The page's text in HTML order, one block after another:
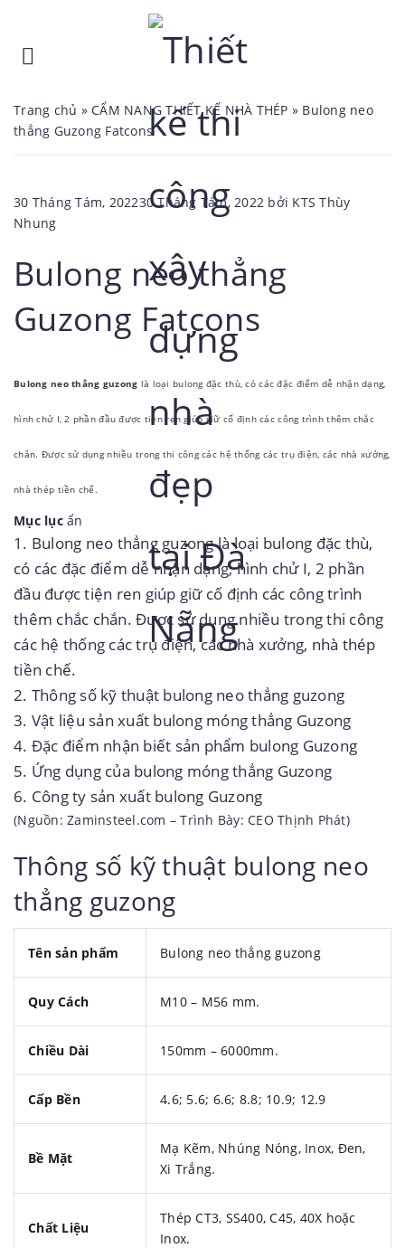
Trang chủ » CẨM NANG THIẾT KẾ NHÀ THÉP » Bulong neo
thẳng Guzong Fatcons
Đăng
trong
30 Tháng Tám, 202230 Tháng Tám, 2022 bởi KTS Thùy
Nhung
Bulong neo thẳng
Guzong Fatcons
Bulong neo thẳng guzong là loại bulong đặc thù, có các đặc điểm dễ nhận dạng,
hình chử I, 2 phần đầu được tiện ren giúp giữ cố định các công trình thêm chắc
chắn. Được sử dụng nhiều trong thi công các hệ thống các trụ điện, các nhà xưởng,
nhà thép tiền chế.
Mục lục ẩn
1. Bulong neo thẳng guzong là loại bulong đặc thù,
có các đặc điểm dễ nhận dạng, hình chử I, 2 phần
đầu được tiện ren giúp giữ cố định các công trình
thêm chắc chắn. Được sử dụng nhiều trong thi công
các hệ thống các trụ điện, các nhà xưởng, nhà thép
tiền chế.
2. Thông số kỹ thuật bulong neo thẳng guzong
3. Vật liệu sản xuất bulong móng thẳng Guzong
4. Đặc điểm nhận biết sản phẩm bulong Guzong
5. Ứng dụng của bulong móng thẳng Guzong
6. Công ty sản xuất bulong Guzong
(Nguồn: Zaminsteel.com – Trình Bày: CEO Thịnh Phát)
Thông số kỹ thuật bulong neo
thẳng guzong
Tên sản phẩm Bulong neo thẳng guzong
Quy Cách M10 – M56 mm.
Chiều Dài 150mm – 6000mm.
Cấp Bền 4.6; 5.6; 6.6; 8.8; 10.9; 12.9
Bề Mặt
Mạ Kẽm, Nhúng Nóng, Inox, Đen,
Xi Trắng.
Chất Liệu
Thép CT3, SS400, C45, 40X hoặc
Inox.